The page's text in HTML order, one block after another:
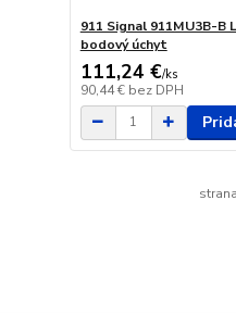
911 Signal 911MU3B-B
bodový úchyt
111,24 €/ks
90,44 € bez DPH
strana